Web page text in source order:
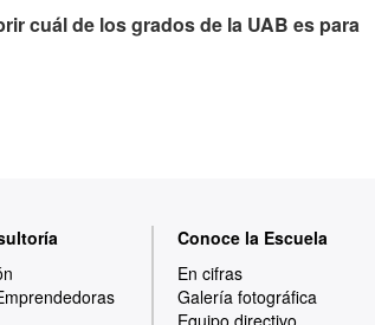
cuál de los grados de la UAB es para
Conoce la Escuela
En cifras
Galería fotográfica
Equipo directivo